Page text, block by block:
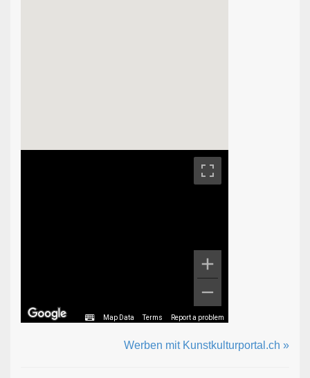
Map Data Terms Report a problem
Werben mit Kunstkulturportal.ch »